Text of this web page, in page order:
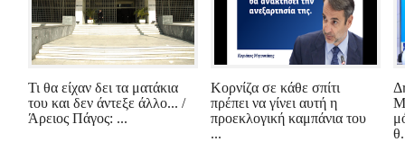
Τι θα είχαν δει τα ματάκια
του και δεν άντεξε άλλο... /
Άρειος Πάγος: ...
Κορνίζα σε κάθε σπίτι
πρέπει να γίνει αυτή η
προεκλογική καμπάνια του
...